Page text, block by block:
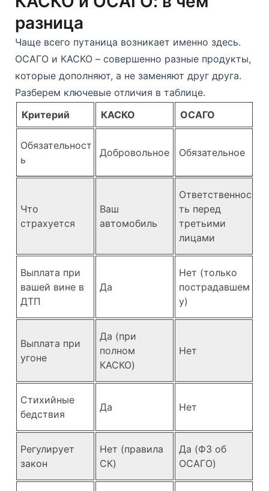
разница
Чаще всего путаница возникает именно здесь.
ОСАГО и КАСКО – совершенно разные продукты,
которые дополняют, а не заменяют друг друга.
Разберем ключевые отличия в таблице.
Критерий
КАСКО ОСАГО
Обязательност
ь
Добровольное Обязательное
Что
страхуется
Ваш
автомобиль
Ответственнос
ть перед
третьими
лицами
Выплата при
вашей вине в
ДТП
Да
Нет (только
пострадавшем
у)
Выплата при
угоне
Да (при
полном
КАСКО)
Нет
Стихийные
бедствия
Да Нет
Регулирует
закон
Нет (правила
СК)
Да (ФЗ об
ОСАГО)